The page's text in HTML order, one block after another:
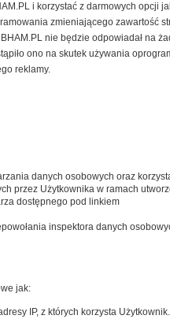
i korzystać z darmowych opcji
zmieniającego zawartość
nie będzie odpowiadał na
ono na skutek używania
reklamy.
danych osobowych oraz
przez Użytkownika w ramach
dostępnego pod linkiem
inspektora danych
jak:
IP, z których korzysta Użytkownik.